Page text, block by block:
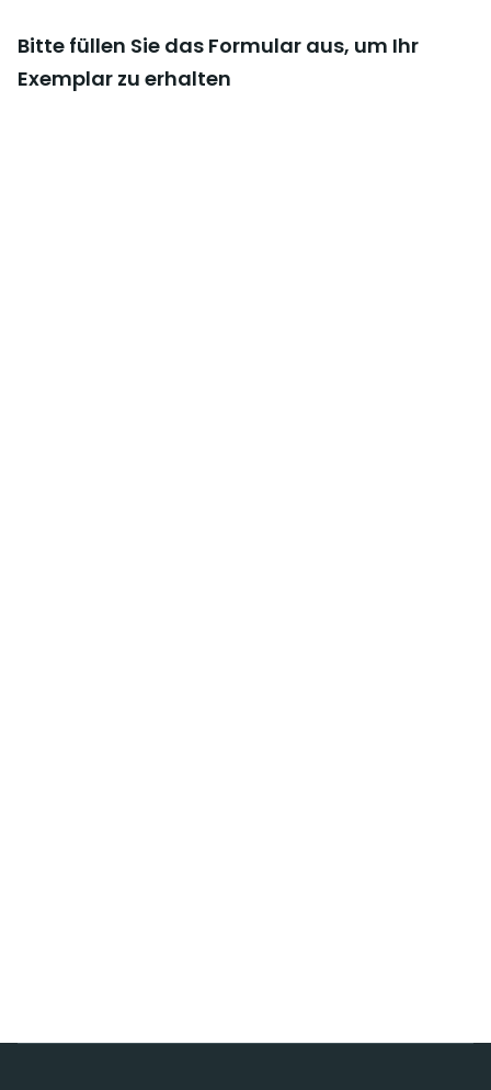
Bitte füllen Sie das Formular aus, um Ihr
Exemplar zu erhalten